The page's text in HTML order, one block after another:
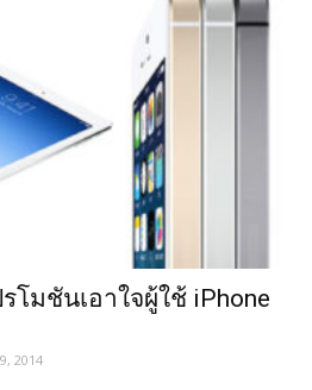
โมชันเอาใจผู้ใช้ iPhone
2014